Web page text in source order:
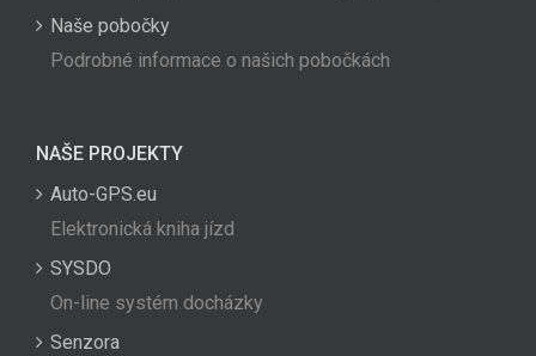
Naše pobočky
Podrobné informace o našich pobočkách
NAŠE PROJEKTY
Auto-GPS.eu
Elektronická kniha jízd
SYSDO
On-line systém docházky
Senzora